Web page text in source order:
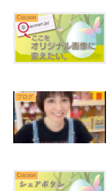
Cocoon
ブログ
Cocoon